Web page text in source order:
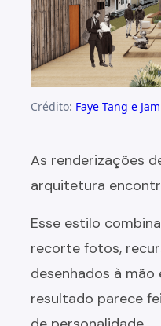
Crédito: Faye Tang e
As renderizações
arquitetura
Esse estilo combina
recorte fotos,
desenhados à mão
resultado parece